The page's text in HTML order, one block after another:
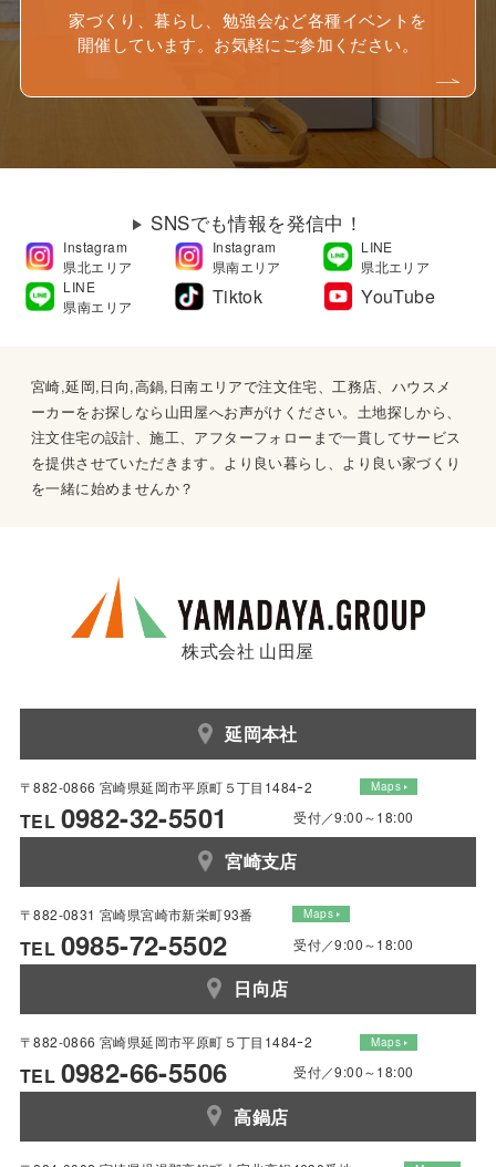
家づくり、暮らし、勉強会など各種イベントを
開催しています。お気軽にご参加ください。
SNSでも情報を発信中！
Instagram
県北エリア
Instagram
県南エリア
LINE
県北エリア
LINE
県南エリア
Tiktok YouTube
宮崎,延岡,日向,高鍋,日南エリアで注文住宅、工務店、ハウスメ
ーカーをお探しなら山田屋へお声がけください。土地探しから、
注文住宅の設計、施工、アフターフォローまで一貫してサービス
を提供させていただきます。より良い暮らし、より良い家づくり
を一緒に始めませんか？
株式会社 山田屋
延岡本社
〒882-0866 宮崎県延岡市平原町５丁目1484ｰ2 Maps
TEL 0982-32-5501 受付／9:00～18:00
宮崎支店
〒882-0831 宮崎県宮崎市新栄町93番 Maps
TEL 0985-72-5502 受付／9:00～18:00
日向店
〒882-0866 宮崎県延岡市平原町５丁目1484ｰ2 Maps
TEL 0982-66-5506 受付／9:00～18:00
高鍋店